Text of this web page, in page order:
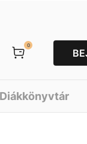
0
Diákkönyvtár